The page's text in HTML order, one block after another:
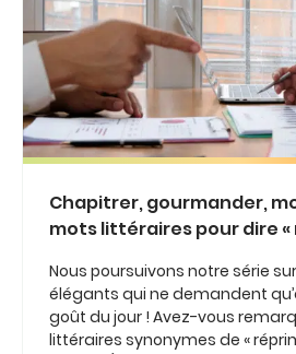
Chapitrer, gourmander,
mots littéraires pour dire «
Nous poursuivons notre série
élégants qui ne demandent
goût du jour ! Avez-vous
littéraires synonymes de «